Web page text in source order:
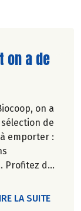
on a de
on a
de
emporter :
Profitez de
LA SUITEDE